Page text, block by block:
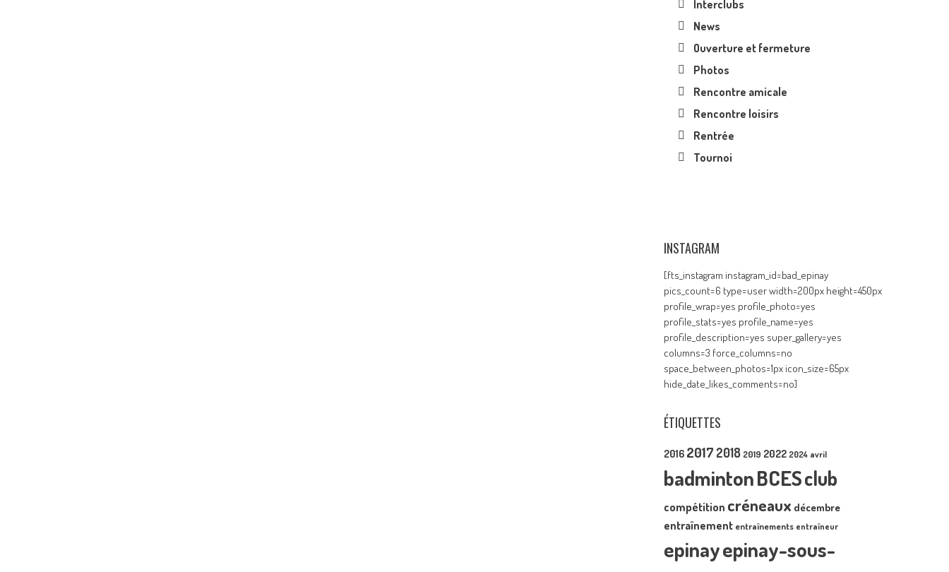
Interclubs
News
Ouverture et fermeture
Photos
Rencontre amicale
Rencontre loisirs
Rentrée
Tournoi
INSTAGRAM
[fts_instagram instagram_id=bad_epinay
pics_count=6 type=user width=200px height=450px
profile_wrap=yes profile_photo=yes
profile_stats=yes profile_name=yes
profile_description=yes super_gallery=yes
columns=3 force_columns=no
space_between_photos=1px icon_size=65px
hide_date_likes_comments=no]
ÉTIQUETTES
2016 2017 2018 2019 2022 2024 avril
badmintonBCESclub
compétition créneaux décembre
entraînement entraînements entraîneur
epinayepinay-sous-